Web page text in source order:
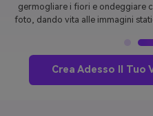
Crea Adesso Il Tuo